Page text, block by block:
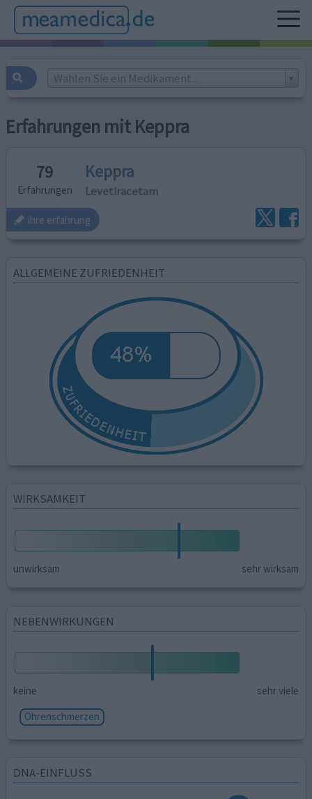
Wählen Sie ein Medikament...
Erfahrungen mit Keppra
79
Erfahrungen
Keppra
Levetiracetam
ihre erfahrung
ALLGEMEINE ZUFRIEDENHEIT
WIRKSAMKEIT
unwirksam sehr wirksam
NEBENWIRKUNGEN
keine
sehr viele
Ohrenschmerzen
DNA-EINFLUSS